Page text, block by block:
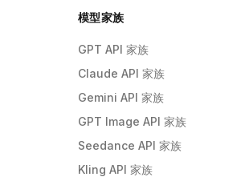
模型家族
GPT API 家族
Claude API 家族
Gemini API 家族
GPT Image API 家族
Seedance API 家族
Kling API 家族